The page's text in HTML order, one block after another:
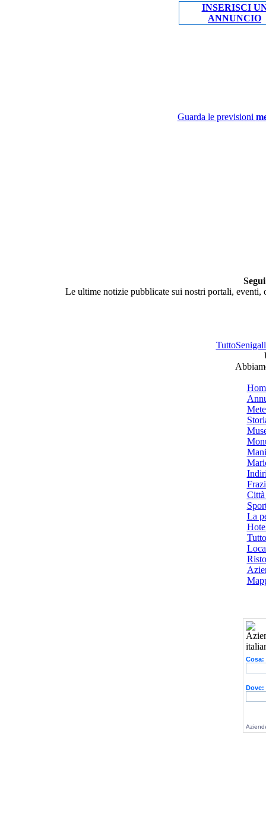
INSERISCI
ANNUNCIO
Guarda le previsioni
Le ultime notizie pubblicate sui nostri portali,
Città
La
Cosa:
Dove: